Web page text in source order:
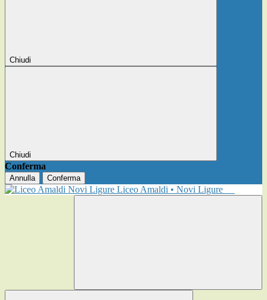
Chiudi
Chiudi
Conferma
Annulla Conferma
Liceo Amaldi • Novi Ligure